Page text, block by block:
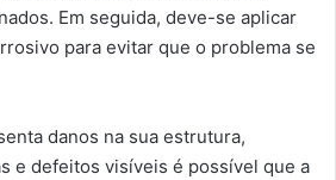
Em seguida, deve-se aplicar
para evitar que o problema se
danos na sua estrutura,
e defeitos visíveis é possível que a